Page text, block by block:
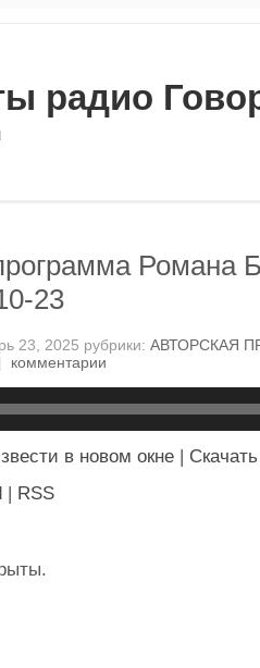
радио
Романа
23
23, 2025 рубрики: АВТОРСКАЯ
комментарии
в новом окне | Скачать
| RSS